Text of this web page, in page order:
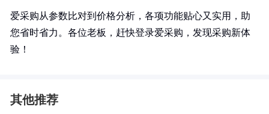
爱采购从参数比对到价格分析，各项功能贴心又实用，助
您省时省力。各位老板，赶快登录爱采购，发现采购新体
验！
其他推荐